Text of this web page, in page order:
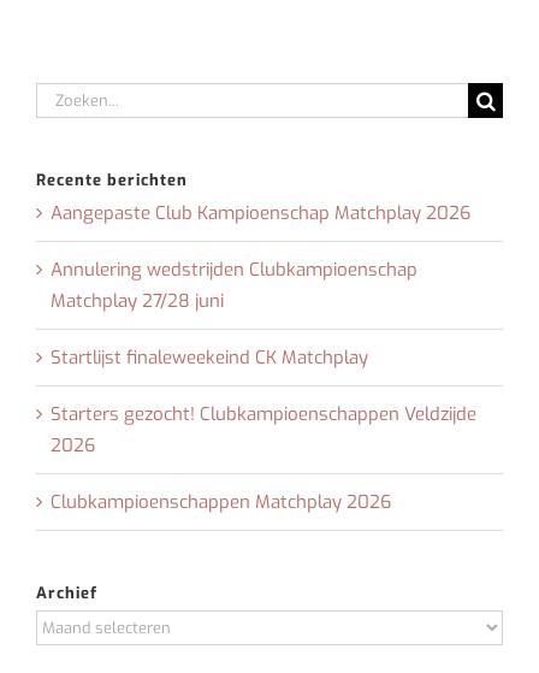
Zoeken
naar:
Recente berichten
Aangepaste Club Kampioenschap Matchplay 2026
Annulering wedstrijden Clubkampioenschap
Matchplay 27/28 juni
Startlijst finaleweekeind CK Matchplay
Starters gezocht! Clubkampioenschappen Veldzijde
2026
Clubkampioenschappen Matchplay 2026
Archief
Archief